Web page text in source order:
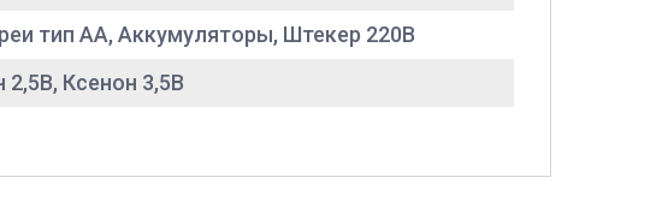
тип АА, Аккумуляторы, Штекер 220В
2,5В, Ксенон 3,5В